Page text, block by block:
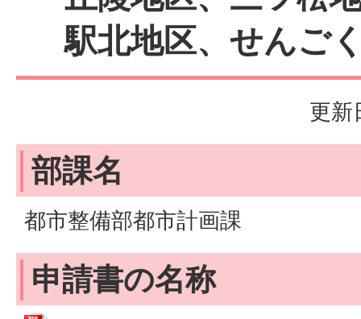
駅北地区、せんご
更新
部課名
都市整備部都市計画課
申請書の名称